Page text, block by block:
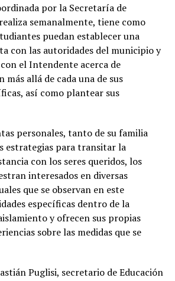
por la Secretaría de
semanalmente, tiene como
puedan establecer una
con las autoridades del municipio y
el Intendente acerca de
más allá de cada una de sus
así como plantear sus
personales, tanto de su familia
estrategias para transitar la
con los seres queridos, los
interesados en diversas
que se observan en este
específicas dentro de la
y ofrecen sus propias
sobre las medidas que se
Puglisi, secretario de Educación